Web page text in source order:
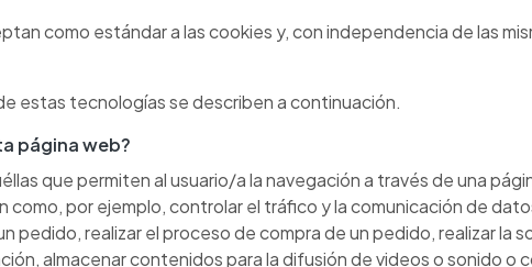
como estándar a las cookies y, con independencia de las
estas tecnologías se describen a continuación.
página web?
que permiten al usuario/a la navegación a través de una
como, por ejemplo, controlar el tráfico y la comunicación de
pedido, realizar el proceso de compra de un pedido, realizar
almacenar contenidos para la difusión de videos o sonido